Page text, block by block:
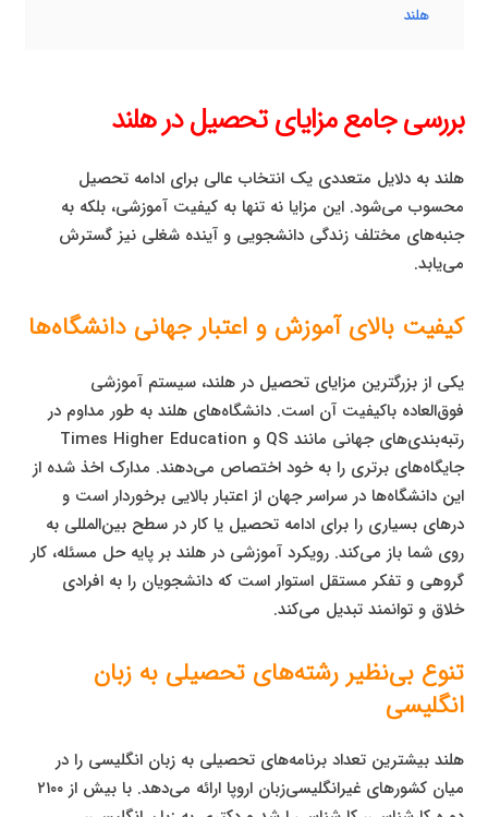
هلند
بررسی جامع مزایای تحصیل در هلند
هلند به دلایل متعددی یک انتخاب عالی برای ادامه تحصیل
محسوب می‌شود. این مزایا نه تنها به کیفیت آموزشی، بلکه به
جنبه‌های مختلف زندگی دانشجویی و آینده شغلی نیز گسترش
می‌یابد.
کیفیت بالای آموزش و اعتبار جهانی دانشگاه‌ها
یکی از بزرگترین مزایای تحصیل در هلند، سیستم آموزشی
فوق‌العاده باکیفیت آن است. دانشگاه‌های هلند به طور مداوم در
رتبه‌بندی‌های جهانی مانند QS و Times Higher Education
جایگاه‌های برتری را به خود اختصاص می‌دهند. مدارک اخذ شده از
این دانشگاه‌ها در سراسر جهان از اعتبار بالایی برخوردار است و
درهای بسیاری را برای ادامه تحصیل یا کار در سطح بین‌المللی به
روی شما باز می‌کند. رویکرد آموزشی در هلند بر پایه حل مسئله، کار
گروهی و تفکر مستقل استوار است که دانشجویان را به افرادی
خلاق و توانمند تبدیل می‌کند.
تنوع بی‌نظیر رشته‌های تحصیلی به زبان
انگلیسی
هلند بیشترین تعداد برنامه‌های تحصیلی به زبان انگلیسی را در
میان کشورهای غیرانگلیسی‌زبان اروپا ارائه می‌دهد. با بیش از ۲۱۰۰